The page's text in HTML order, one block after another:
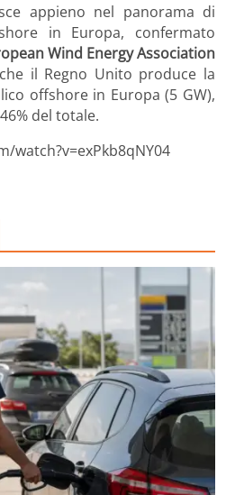
appieno nel panorama di
in Europa, confermato
Wind Energy Association
il Regno Unito produce la
offshore in Europa (5 GW),
del totale.
watch?v=exPkb8qNY04